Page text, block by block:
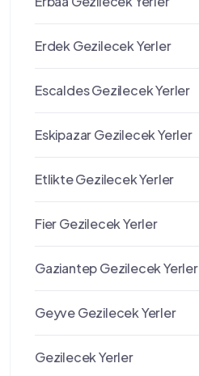
Erdek Gezilecek Yerler
Escaldes Gezilecek Yerler
Eskipazar Gezilecek Yerler
Etlikte Gezilecek Yerler
Fier Gezilecek Yerler
Gaziantep Gezilecek Yerler
Geyve Gezilecek Yerler
Gezilecek Yerler